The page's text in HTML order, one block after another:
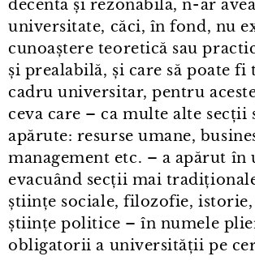
decentă și rezonabilă, n⁠-⁠ar
universitate, căci, în fond, nu
cunoaștere teoretică sau
și prealabilă, și care să poate fi
cadru universitar, pentru
ceva care – ca multe alte
apărute: resurse umane,
management etc. – a apărut în
evacuând secții mai
științe sociale, filozofie,
științe politice – în numele
obligatorii a universității pe